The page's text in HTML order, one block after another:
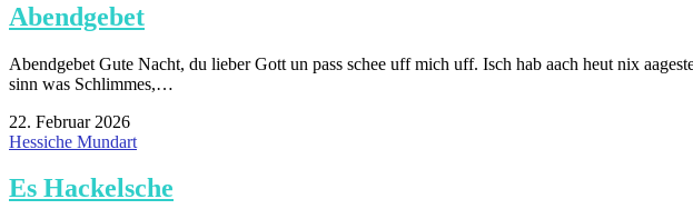
Abendgebet
Abendgebet Gute Nacht, du lieber Gott un pass schee uff mich uff. Isch hab aach heut nix
sinn was Schlimmes,…
22. Februar 2026
Hessiche Mundart
Es Hackelsche